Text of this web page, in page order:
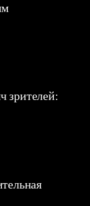
зрителей: